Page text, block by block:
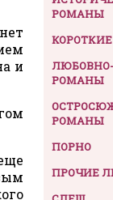
и
РОМАНЫ
РОМАНЫ
РОМАНЫ
ПОРНО
ПРОЧИЕ